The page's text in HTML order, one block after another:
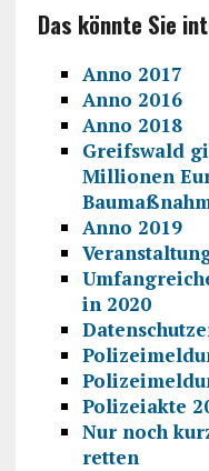
Das könnte Sie
Anno 2017
Anno 2016
Anno 2018
Greifswald
Millionen
Anno 2019
in 2020
Polizeiakte
Nur noch
retten